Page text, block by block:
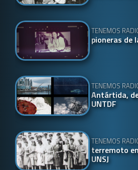
TENEMOS
pioneras de
TENEMOS
Antártida,
UNTDF
TENEMOS
terremoto
UNSJ